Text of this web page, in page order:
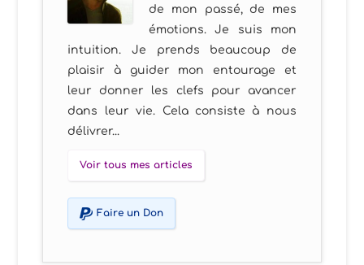
de mon passé, de mes
émotions. Je suis mon
intuition. Je prends beaucoup de
plaisir à guider mon entourage et
leur donner les clefs pour avancer
dans leur vie. Cela consiste à nous
délivrer...
Voir tous mes articles
Faire un Don